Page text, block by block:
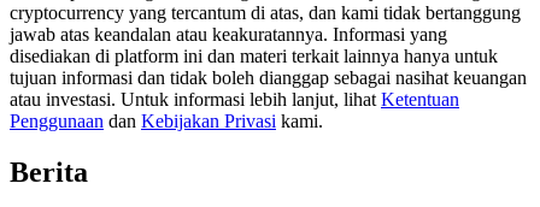
Menjadi Pedagang Salinan
cryptocurrency yang tercantum di atas, dan kami tidak bertanggung
jawab atas keandalan atau keakuratannya. Informasi yang
disediakan di platform ini dan materi terkait lainnya hanya untuk
tujuan informasi dan tidak boleh dianggap sebagai nasihat keuangan
atau investasi. Untuk informasi lebih lanjut, lihat Ketentuan
Penggunaan dan Kebijakan Privasi kami.
Berita